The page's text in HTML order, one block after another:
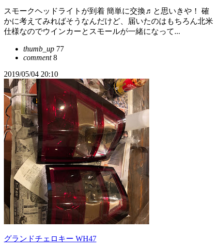
スモークヘッドライトが到着 簡単に交換♬と思いきや！ 確
かに考えてみればそうなんだけど、届いたのはもちろん北米
仕様なのでウインカーとスモールが一緒になって...
thumb_up 77
comment8
2019/05/04 20:10
グランドチェロキー WH47